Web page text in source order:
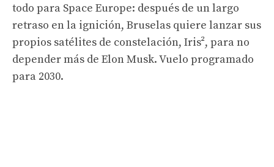
todo para Space Europe: después de un largo
retraso en la ignición, Bruselas quiere lanzar sus
propios satélites de constelación, Iris², para no
depender más de Elon Musk. Vuelo programado
para 2030.